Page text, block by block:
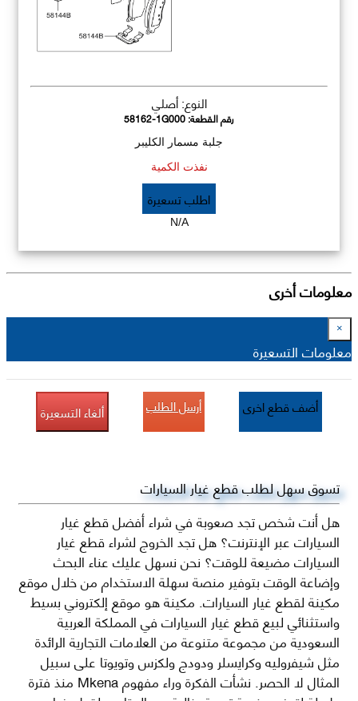
النوع: أصلي
رقم القطعة:58162-1G000
جلبة مسمار الكليبر
نفذت الكمية
اطلب تسعيرة
N/A
معلومات أخرى
×
معلومات التسعيرة
أضف قطع اخرى أرسل الطلب ألغاء التسعيرة
تسوق سهل لطلب قطع غيار السيارات
هل أنت شخص تجد صعوبة في شراء أفضل قطع غيار
السيارات عبر الإنترنت؟ هل تجد الخروج لشراء قطع غيار
السيارات مضيعة للوقت؟ نحن نسهل عليك عناء البحث
وإضاعة الوقت بتوفير منصة سهلة الاستخدام من خلال موقع
مكينة لقطع غيار السيارات. مكينة هو موقع إلكتروني بسيط
واستثنائي لبيع قطع غيار السيارات في المملكة العربية
السعودية من مجموعة متنوعة من العلامات التجارية الرائدة
مثل شيفروليه وكرايسلر ودودج ولكزس وتويوتا على سبيل
المثال لا الحصر. نشأت الفكرة وراء مفهوم Mkena منذ فترة